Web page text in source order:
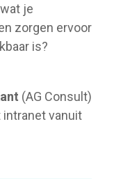
je
zorgen ervoor
is?
(AG Consult)
vanuit